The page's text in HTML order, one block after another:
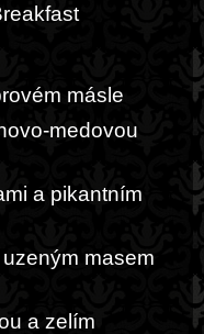
másle
medovou
a pikantním
masem
a zelím